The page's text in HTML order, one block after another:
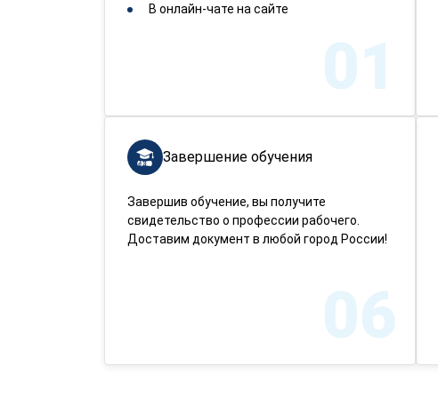
В онлайн-чате на сайте
01
Завершение обучения
Завершив обучение, вы получите
свидетельство о профессии рабочего.
Доставим документ в любой город России!
06